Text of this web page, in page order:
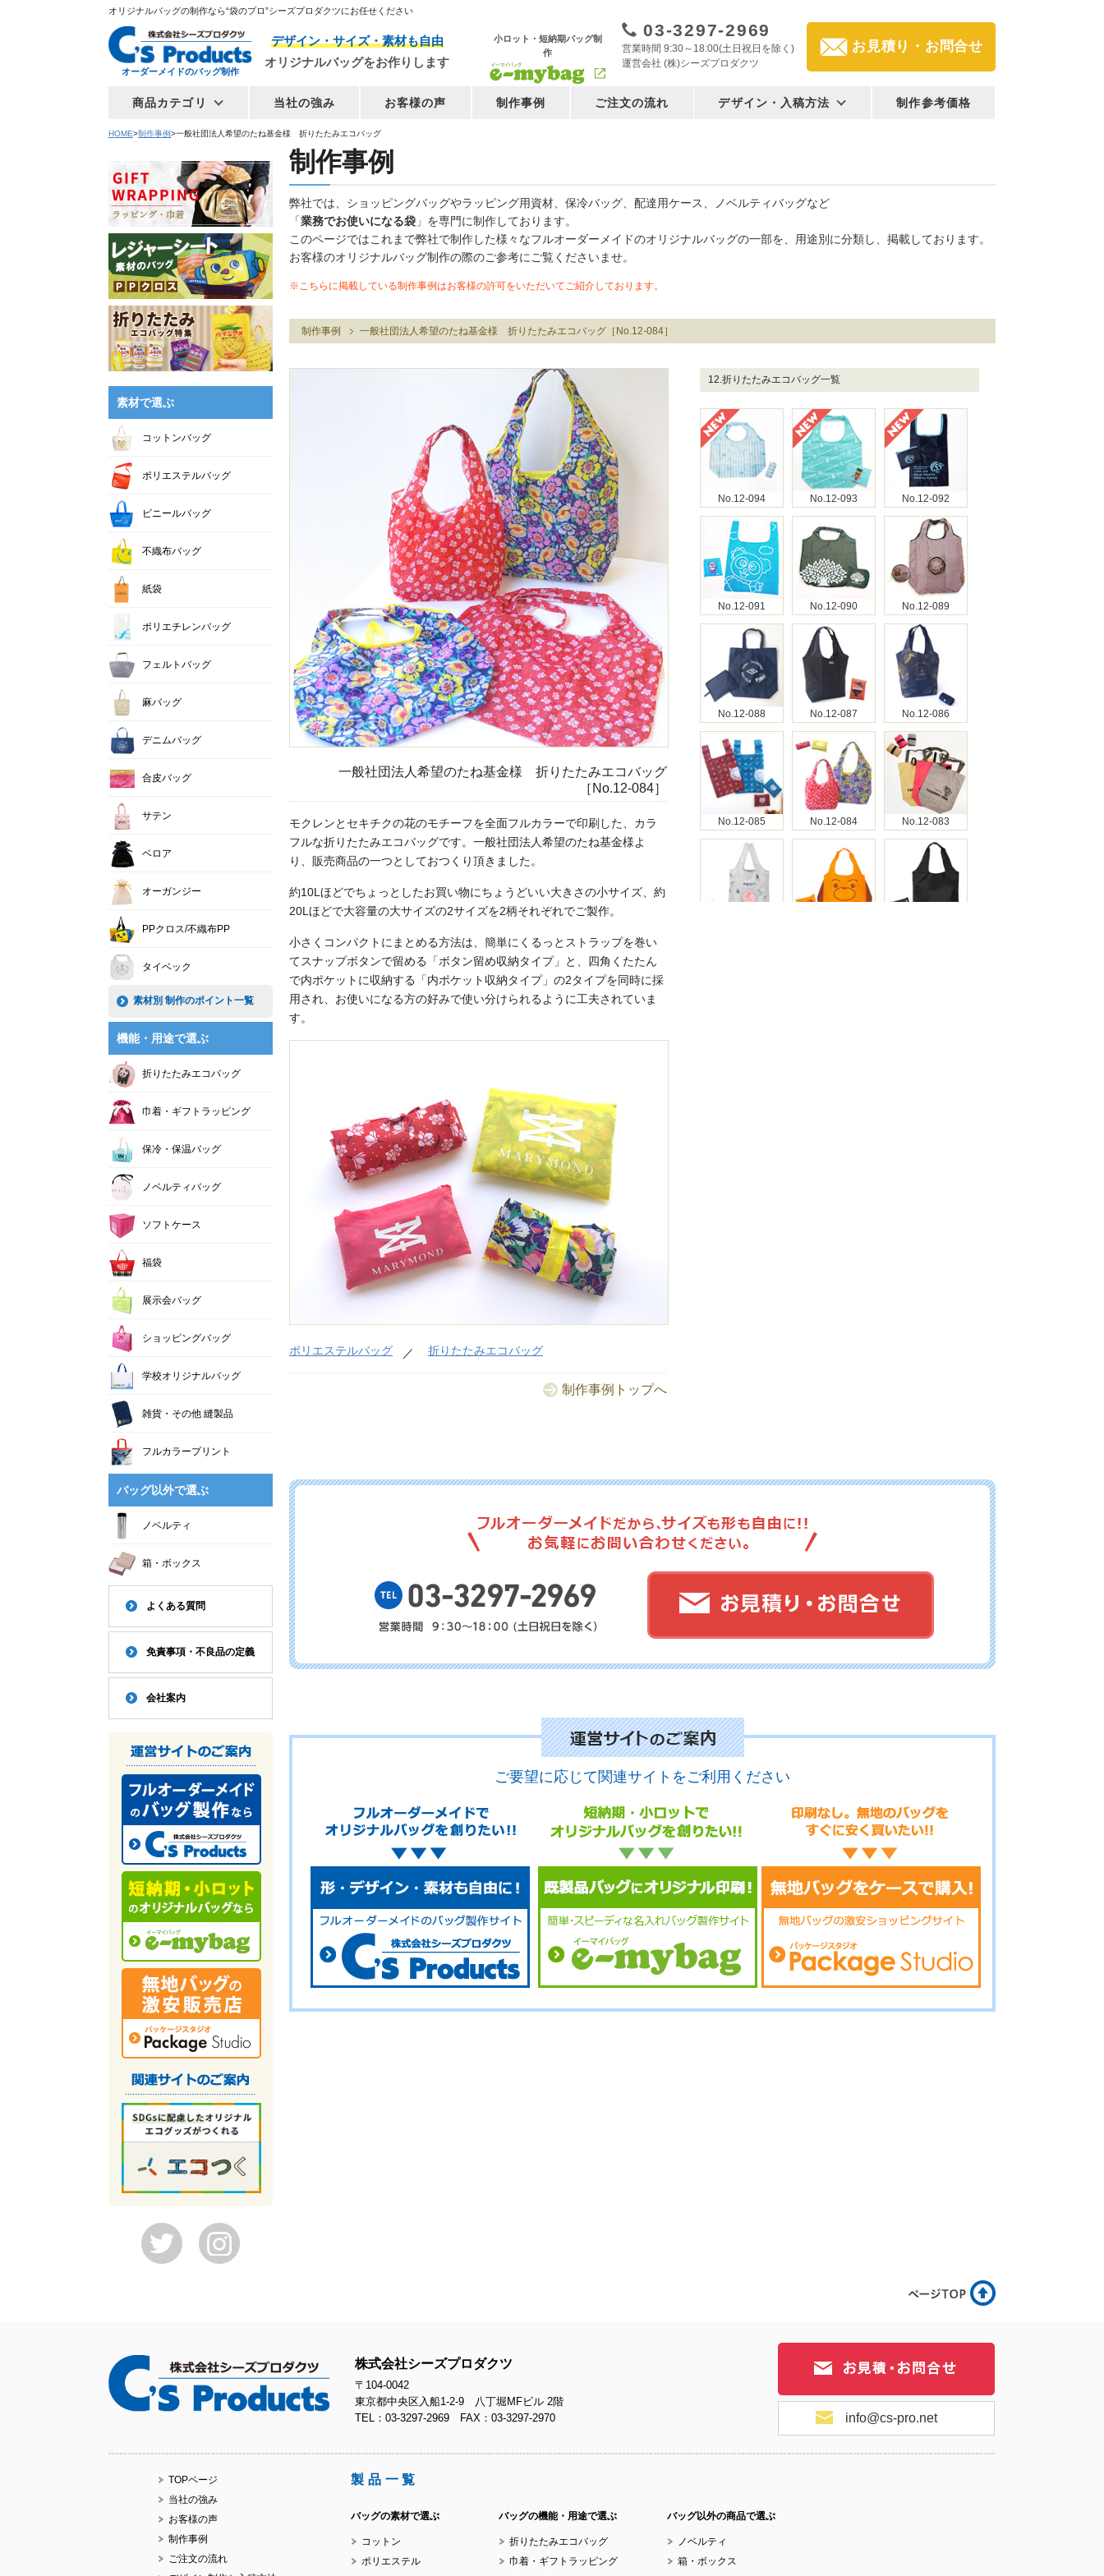
オリジナルバッグの制作なら“袋のプロ”シーズプロダクツにお任せください
オーダーメイドのバッグ制作
デザイン・サイズ・素材も自由
オリジナルバッグをお作りします
小ロット・短納期バッグ制
作
03-3297-2969
営業時間 9:30～18:00(土日祝日を除く)
運営会社 (株)シーズプロダクツ
お見積り・お問合せ
商品カテゴリ 当社の強み お客様の声 制作事例 ご注文の流れ デザイン・入稿方法 制作参考価格
HOME 制作事例 一般社団法人希望のたね基金様 折りたたみエコバッグ
制作事例
弊社では、ショッピングバッグやラッピング用資材、保冷バッグ、配達用ケース、ノベルティバッグなど
「業務でお使いになる袋 」を専門に制作しております。
このページではこれまで弊社で制作した様々なフルオーダーメイドのオリジナルバッグの一部を、用途別に分類し、掲載しております。
お客様のオリジナルバッグ制作の際のご参考にご覧くださいませ。
※こちらに掲載している制作事例はお客様の許可をいただいてご紹介しております。
制作事例 一般社団法人希望のたね基金様 折りたたみエコバッグ［No.12-084］
一般社団法人希望のたね基金様 折りたたみエコバッグ
［No.12-084］
モクレンとセキチクの花のモチーフを全面フルカラーで印刷した、カラ
フルな折りたたみエコバッグです。一般社団法人希望のたね基金様よ
り、販売商品の一つとしておつくり頂きました。
約10Lほどでちょっとしたお買い物にちょうどいい大きさの小サイズ、約
20Lほどで大容量の大サイズの2サイズを2柄それぞれでご製作。
小さくコンパクトにまとめる方法は、簡単にくるっとストラップを巻い
てスナップボタンで留める「ボタン留め収納タイプ」と、四角くたたん
で内ポケットに収納する「内ポケット収納タイプ」の2タイプを同時に採
用され、お使いになる方の好みで使い分けられるように工夫されていま
す。
ポリエステルバッグ 折りたたみエコバッグ
制作事例トップへ
12.折りたたみエコバッグ一覧
No.12-094 No.12-093 No.12-092
No.12-091 No.12-090 No.12-089
No.12-088 No.12-087 No.12-086
No.12-085 No.12-084 No.12-083
No.12-064 No.12-063 No.12-062
No.12-055 No.12-054 No.12-053
No.12-039 No.12-038
No.12-037
ご要望に応じて関連サイトをご利用ください
素材で選ぶ
コットンバッグ
ポリエステルバッグ
ビニールバッグ
不織布バッグ
紙袋
ポリエチレンバッグ
フェルトバッグ
麻バッグ
デニムバッグ
合皮バッグ
サテン
ベロア
オーガンジー
PPクロス/不織布PP
タイベック
素材別 制作のポイント一覧
機能・用途で選ぶ
折りたたみエコバッグ
巾着・ギフトラッピング
保冷・保温バッグ
ノベルティバッグ
ソフトケース
福袋
展示会バッグ
ショッピングバッグ
学校オリジナルバッグ
雑貨・その他 縫製品
フルカラープリント
バッグ以外で選ぶ
ノベルティ
箱・ボックス
よくある質問
免責事項・不良品の定義
会社案内
株式会社シーズプロダクツ
〒104-0042
東京都中央区入船1-2-9 八丁堀MFビル 2階
TEL：03-3297-2969 FAX：03-3297-2970
info@cs-pro.net
TOPページ
当社の強み
お客様の声
制作事例
ご注文の流れ
製品一覧
バッグの素材で選ぶ
コットン
ポリエステル
バッグの機能・用途で選ぶ
折りたたみエコバッグ
巾着・ギフトラッピング
バッグ以外の商品で選ぶ
ノベルティ
箱・ボックス